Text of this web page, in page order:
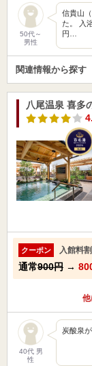
50代～
男性
信貴山
た。 入
円…
関連情報から探す
八尾温泉 喜多
クーポン 入館料
通常900円 →
40代 男
性
炭酸泉